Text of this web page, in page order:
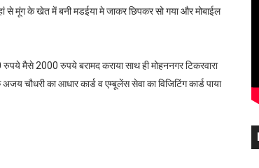
से मूंग के खेत में बनी मडईया मे जाकर छिपकर सो गया और मोबाईल
मैसे 2000 रुपये बरामद कराया साथ ही मोहननगर टिकरवारा
चौधरी का आधार कार्ड व एम्बूलेंस सेवा का विजिटिंग कार्ड पाया